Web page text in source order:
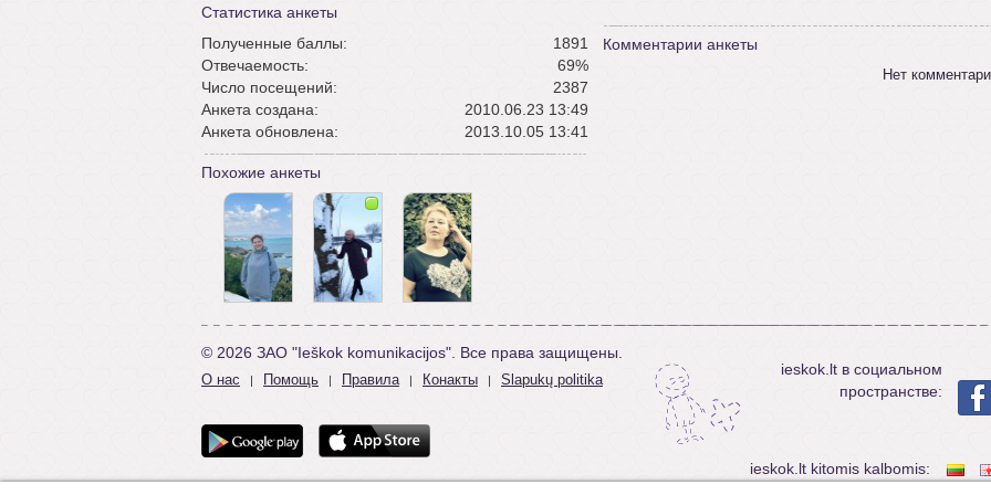
Статистика анкеты
Полученные баллы:
1891
Отвечаемость:
69%
Число посещений:
2387
Анкета создана:
2010.06.23 13:49
Анкета обновлена:
2013.10.05 13:41
Похожие анкеты
Комментарии анкеты
Нет
© 2026 ЗАО "Ieškok komunikacijos". Все права защищены.
О нас | Помощь | Правила | Конакты | Slapukų politika
ieskok.lt в социальном
пространстве:
ieskok.lt kitomis kalbomis: